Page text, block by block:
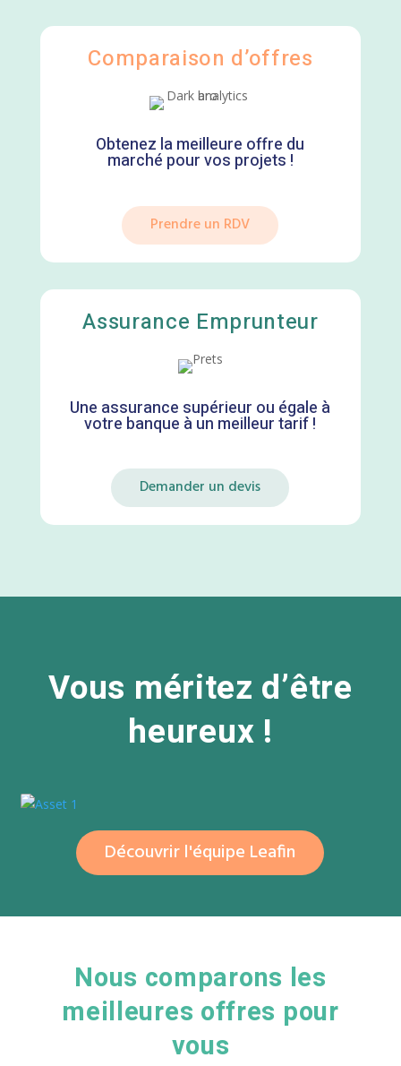
Comparaison d’offres
Obtenez la meilleure offre du
marché pour vos projets !
Prendre un RDV
Assurance Emprunteur
Une assurance supérieur ou égale à
votre banque à un meilleur tarif !
Demander un devis
Vous méritez d’être
heureux !
Découvrir l'équipe Leafin
Nous comparons les
meilleures offres pour
vous